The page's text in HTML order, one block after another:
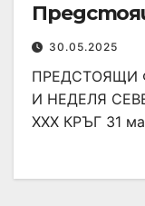
30.05.2025
ПРЕДСТОЯЩИ
И НЕДЕЛЯ
XXX КРЪГ 31